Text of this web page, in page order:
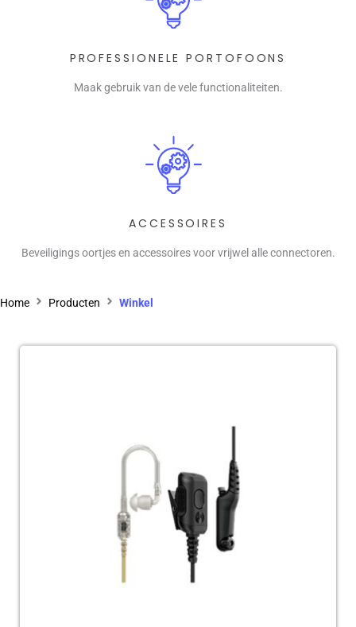
PROFESSIONELE PORTOFOONS
Maak gebruik van de vele functionaliteiten.
ACCESSOIRES
Beveiligings oortjes en accessoires voor vrijwel alle connectoren.
Home Producten Winkel